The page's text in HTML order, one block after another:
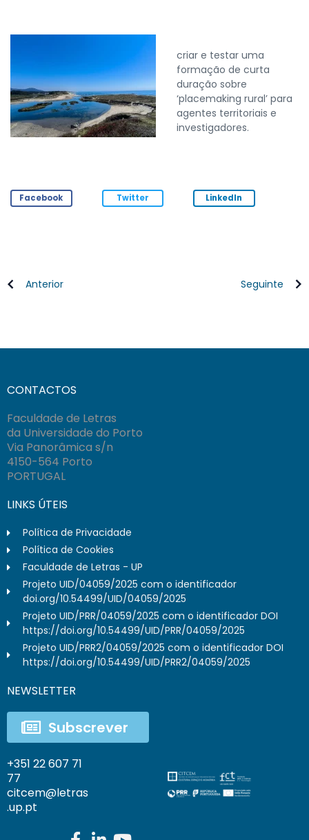
criar e testar uma
formação de curta
duração sobre
‘placemaking rural’ para
agentes territoriais e
investigadores.
Facebook Twitter LinkedIn
Anterior Seguinte
CONTACTOS
Faculdade de Letras
da Universidade do Porto
Via Panorâmica s/n
4150-564 Porto
PORTUGAL
LINKS ÚTEIS
Política de Privacidade
Política de Cookies
Faculdade de Letras - UP
Projeto UID/04059/2025 com o identificador
doi.org/10.54499/UID/04059/2025
Projeto UID/PRR/04059/2025 com o identificador DOI
https://doi.org/10.54499/UID/PRR/04059/2025
Projeto UID/PRR2/04059/2025 com o identificador DOI
https://doi.org/10.54499/UID/PRR2/04059/2025
NEWSLETTER
Subscrever
+351 22 607 71
77
citcem@letras
.up.pt